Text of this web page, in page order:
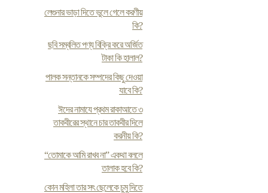
লেগুনার ভাড়া দিতে ভুলে গেলে করণীয়
কি?
ছবি সম্বলিত পণ্য বিক্রি করে অর্জিত
টাকা কি হালাল?
পালক সন্তানকে সম্পদের কিছু দেওয়া
যাবে কি?
ঈদের নামাযে প্রথম রাকাআতে ৩
তাকবীরের স্থানে চার তাকবীর দিলে
করনীয় কি?
“তোমাকে আমি রাখব না” একথা বললে
তালাক হবে কি?
কোন মহিলা তার সৎ ছেলেকে চুমু দিতে